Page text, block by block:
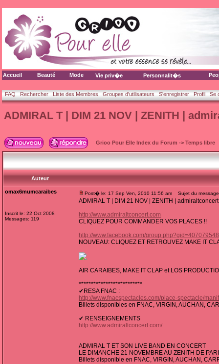
Accueil Beauté Mode Vie priv�e Personnalit�s
FAQ Rechercher Liste des Membres Groupes d'utilisateurs S'enregistrer Profil Se
ADMIRAL T | DIM 21 NOV | ZENITH |
Grioo Pour Elle Index du Forum -> Temps libre
Auteur
omax6mumcaraibes
Inscrit le: 22 Oct 2008
Messages: 119
Post� le: 17 Sep Ven, 2010 11:56 am Sujet du
ADMIRAL T | DIM 21 NOV | ZENITH |
http://www.admiraltconcert.com
CLIQUEZ POUR COMMANDER VOS PLACES !!
http://www.facebook.com/
NOUVEAU: CLIQUEZ ET RETROUVEZ MAKE IT
AIR CARAIBES, MAKE IT CLAP et LOS
**************************
✔RESA FNAC :
http://www.fnacspectacles.com/place-spectacle/
Billets disponibles en FNAC, VIRGIN, AUCHAN,
✔ RENSEIGNEMENTS
http://www.admiraltconcert.com/
ADMIRAL T ET SON LIVE BAND EN CONCERT
LE DIMANCHE 21 NOVEMBRE AU ZENITH DE
Billets disponible en FNAC, VIRGIN, AUCHAN,